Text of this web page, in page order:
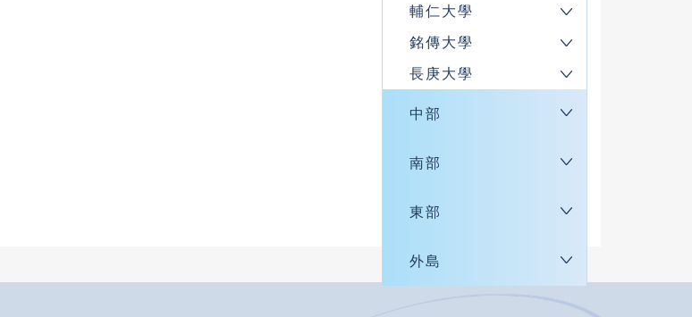
輔仁大學
銘傳大學
長庚大學
中部
南部
東部
外島